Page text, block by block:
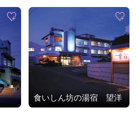
食いしん坊の湯宿 望洋